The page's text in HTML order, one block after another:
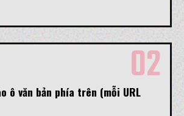
02
ô văn bản phía trên (mỗi URL